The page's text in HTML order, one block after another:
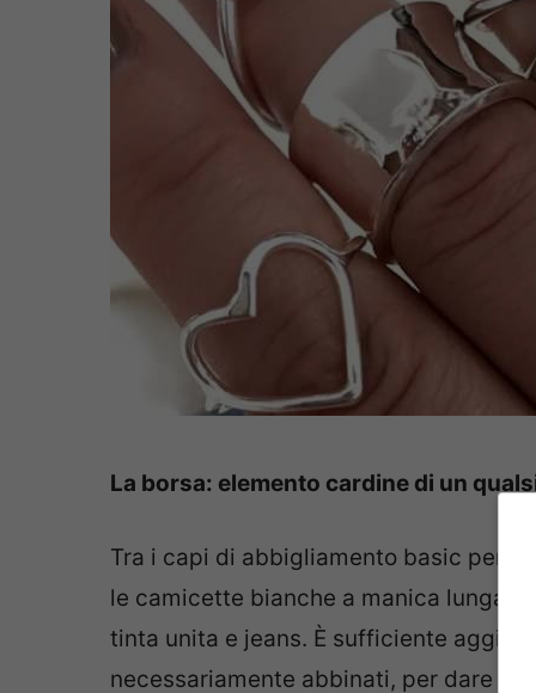
La borsa: elemento cardine di un
Tra i capi di abbigliamento basic per
le camicette bianche a manica lunga,
tinta unita e jeans. È sufficiente
necessariamente abbinati, per dare